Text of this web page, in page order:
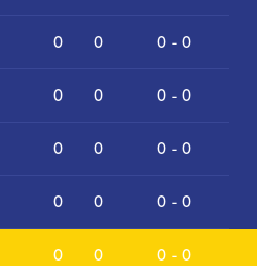
0 0 0 - 0
0 0 0 - 0
0 0 0 - 0
0 0 0 - 0
0 0 0 - 0